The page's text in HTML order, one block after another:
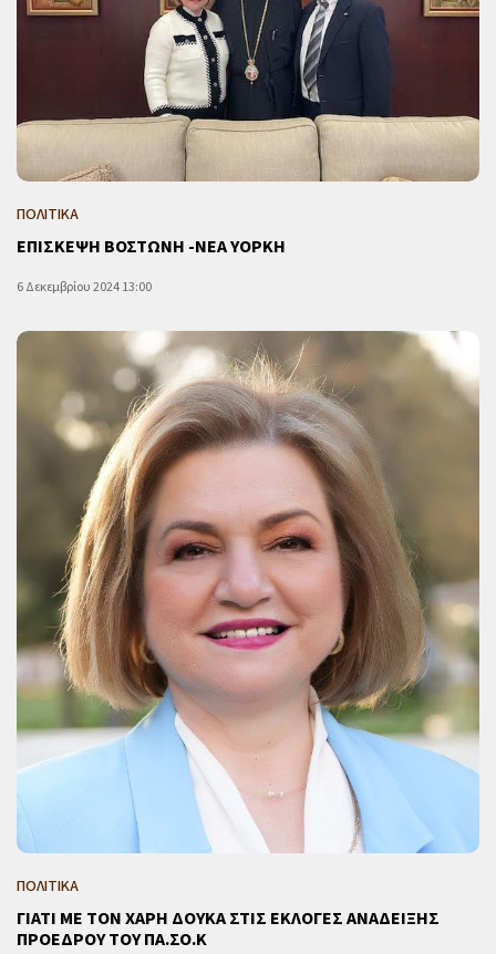
ΠΟΛΙΤΙΚΑ
ΕΠΙΣΚΕΨΗ ΒΟΣΤΩΝΗ -ΝΕΑ ΥΟΡΚΗ
6 Δεκεμβρίου 2024 13:00
ΠΟΛΙΤΙΚΑ
ΓΙΑΤΙ ΜΕ ΤΟΝ ΧΑΡΗ ΔΟΥΚΑ ΣΤΙΣ ΕΚΛΟΓΕΣ ΑΝΑΔΕΙΞΗΣ
ΠΡΟΕΔΡΟΥ ΤΟΥ ΠΑ.ΣΟ.Κ